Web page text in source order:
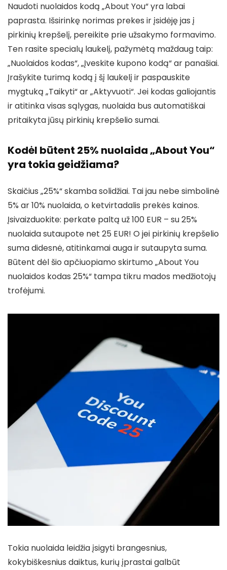
Naudoti nuolaidos kodą „About You“ yra labai
paprasta. Išsirinkę norimas prekes ir įsidėję jas į
pirkinių krepšelį, pereikite prie užsakymo formavimo.
Ten rasite specialų laukelį, pažymėtą maždaug taip:
„Nuolaidos kodas“, „Įveskite kupono kodą“ ar panašiai.
Įrašykite turimą kodą į šį laukelį ir paspauskite
mygtuką „Taikyti“ ar „Aktyvuoti“. Jei kodas galiojantis
ir atitinka visas sąlygas, nuolaida bus automatiškai
pritaikyta jūsų pirkinių krepšelio sumai.
Kodėl būtent 25% nuolaida „About You“
yra tokia geidžiama?
Skaičius „25%“ skamba solidžiai. Tai jau nebe simbolinė
5% ar 10% nuolaida, o ketvirtadalis prekės kainos.
Įsivaizduokite: perkate paltą už 100 EUR – su 25%
nuolaida sutaupote net 25 EUR! O jei pirkinių krepšelio
suma didesnė, atitinkamai auga ir sutaupyta suma.
Būtent dėl šio apčiuopiamo skirtumo „About You
nuolaidos kodas 25%“ tampa tikru mados medžiotojų
trofėjumi.
Tokia nuolaida leidžia įsigyti brangesnius,
kokybiškesnius daiktus, kurių įprastai galbūt